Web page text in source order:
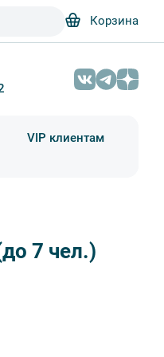
Корзина
VIP клиентам
7 чел.)